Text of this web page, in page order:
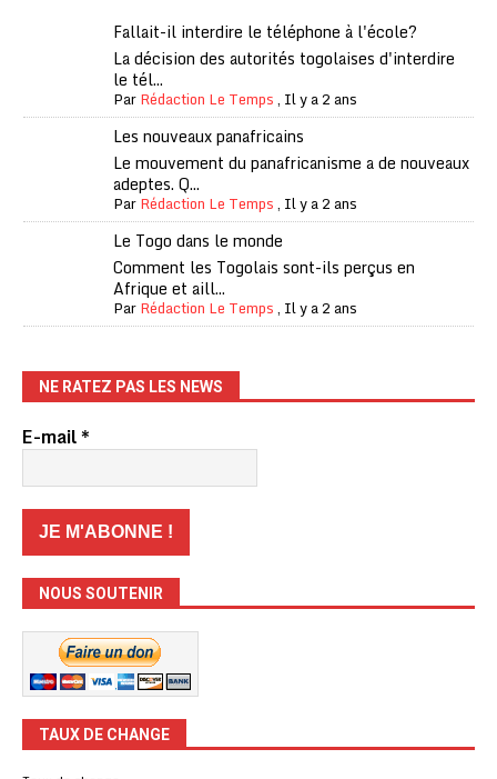
Fallait-il interdire le téléphone à l'école?
La décision des autorités togolaises d'interdire
le tél...
ParRédaction Le Temps, Il y a 2 ans
Les nouveaux panafricains
Le mouvement du panafricanisme a de nouveaux
adeptes. Q...
ParRédaction Le Temps, Il y a 2 ans
Le Togo dans le monde
Comment les Togolais sont-ils perçus en
Afrique et aill...
ParRédaction Le Temps, Il y a 2 ans
NE RATEZ PAS LES NEWS
E-mail*
NOUS SOUTENIR
TAUX DE CHANGE